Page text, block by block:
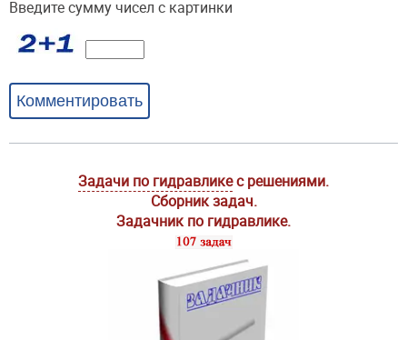
Задачи по гидравликес решениями.
Сборник задач.
Задачник по гидравлике.
Введите сумму чисел с картинки
Комментировать